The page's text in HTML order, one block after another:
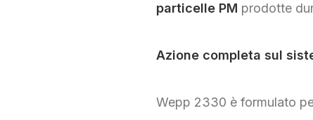
particelle PM prodotte
Azione completa sul
Wepp 2330 è formulato